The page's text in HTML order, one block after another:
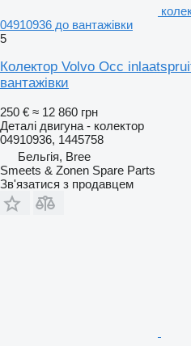
04910936 до вантажівки
5
Колектор Volvo Occ
вантажівки
250 € ≈ 12 860 грн
Деталі двигуна - колектор
04910936, 1445758
Бельгія, Bree
Smeets & Zonen Spare Parts
Зв'язатися з продавцем